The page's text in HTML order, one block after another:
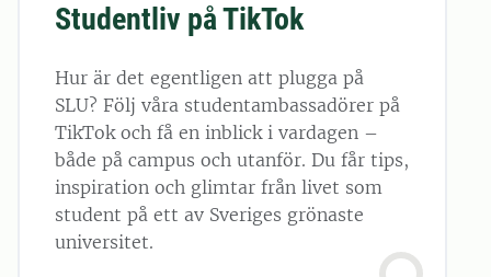
Studentliv på TikTok
Hur är det egentligen att plugga på
SLU? Följ våra studentambassadörer på
TikTok och få en inblick i vardagen –
både på campus och utanför. Du får tips,
inspiration och glimtar från livet som
student på ett av Sveriges grönaste
universitet.